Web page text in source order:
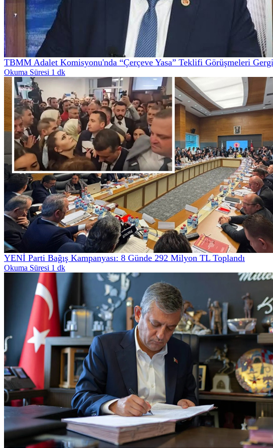
TBMM Adalet Komisyonu'nda “Çerçeve Yasa” Teklifi Görüşmeleri
Okuma Süresi 1 dk
YENİ Parti Bağış Kampanyası: 8 Günde 292 Milyon TL Toplandı
Okuma Süresi 1 dk